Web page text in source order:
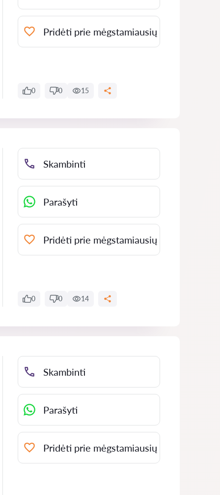
Pridėti prie mėgstamiausių
0 0 15
Skambinti
Parašyti
Pridėti prie mėgstamiausių
0 0 14
Skambinti
Parašyti
Pridėti prie mėgstamiausių